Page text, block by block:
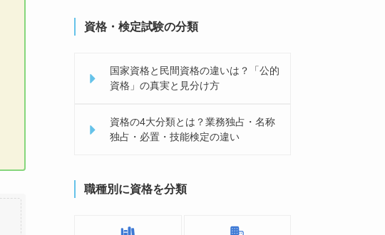
資格・検定試験の分類
国家資格と民間資格の違いは？「公的
資格」の真実と見分け方
資格の4大分類とは？業務独占・名称
独占・必置・技能検定の違い
職種別に資格を分類